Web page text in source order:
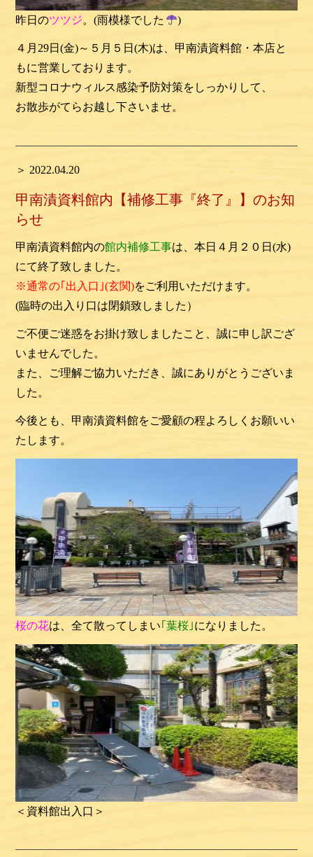
昨日のツツジ。(雨模様でした )
４月29日(金)～５月５日(木)は、甲南漬資料館・本店と
もに営業しております。
新型コロナウィルス感染予防対策をしっかりして、
お散歩がてらお越し下さいませ。
＞ 2022.04.20
甲南漬資料館内【補修工事『終了』】のお知
らせ
甲南漬資料館内の館内補修工事は、本日４月２０日(水)
にて終了致しました。
※通常の｢出入口｣(玄関)をご利用 いただけます。
(臨時の出入り口は閉鎖致しました）
ご不便ご迷惑をお掛け致しましたこと、誠に申し訳ござ
いませんでした。
また、ご理解ご協力いただき、誠にありがとうございま
した。
今後とも、甲南漬資料館をご愛顧の程よろしくお願いい
たします。
桜の花は、全て散ってしまい｢葉桜｣になりました。
＜資料館出入口＞